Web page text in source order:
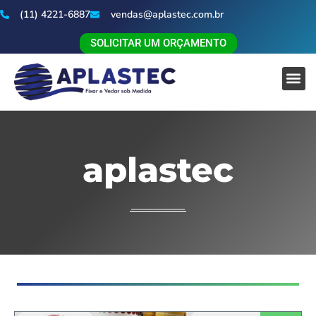
(11) 4221-6887 vendas@aplastec.com.br
SOLICITAR UM ORÇAMENTO
aplastec